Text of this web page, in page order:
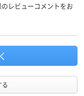
レビューコメントをお
る